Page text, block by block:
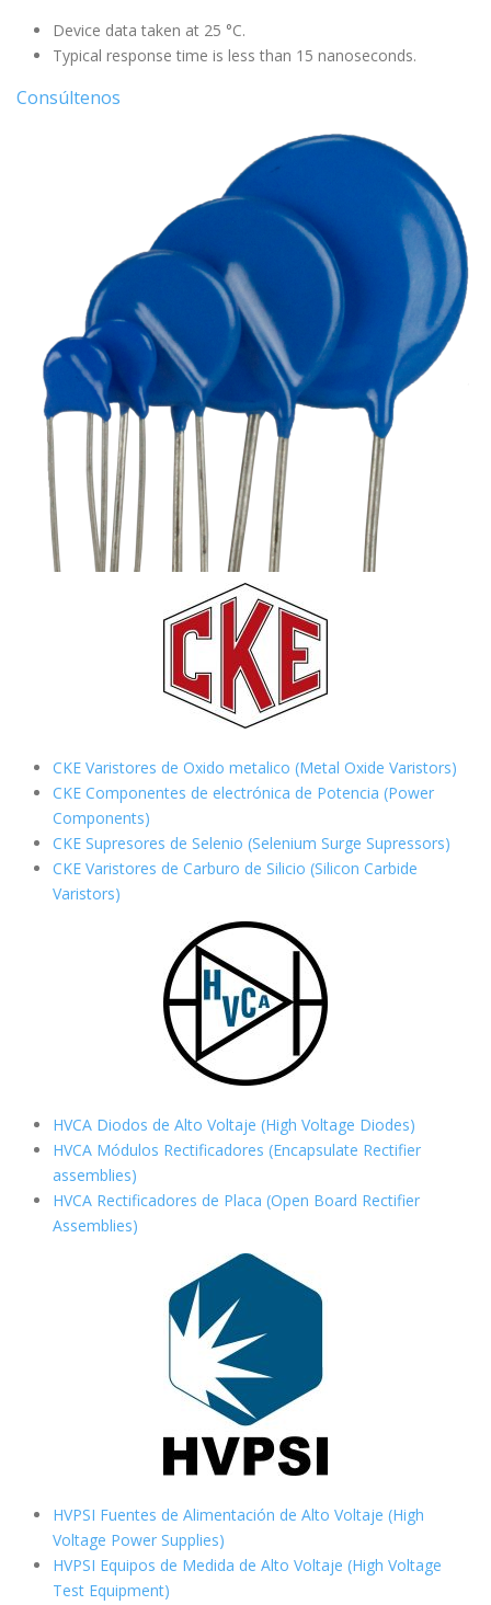
Device data taken at 25 °C.
Typical response time is less than 15 nanoseconds.
Consúltenos
CKE Varistores de Oxido metalico (Metal Oxide Varistors)
CKE Componentes de electrónica de Potencia (Power
Components)
CKE Supresores de Selenio (Selenium Surge Supressors)
CKE Varistores de Carburo de Silicio (Silicon Carbide
Varistors)
HVCA Diodos de Alto Voltaje (High Voltage Diodes)
HVCA Módulos Rectificadores (Encapsulate Rectifier
assemblies)
HVCA Rectificadores de Placa (Open Board Rectifier
Assemblies)
HVPSI Fuentes de Alimentación de Alto Voltaje (High
Voltage Power Supplies)
HVPSI Equipos de Medida de Alto Voltaje (High Voltage
Test Equipment)